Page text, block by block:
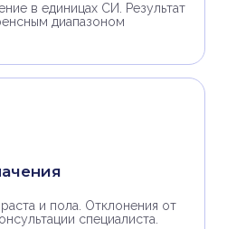
в единицах СИ. Результат
диапазоном
и пола. Отклонения от
специалиста.